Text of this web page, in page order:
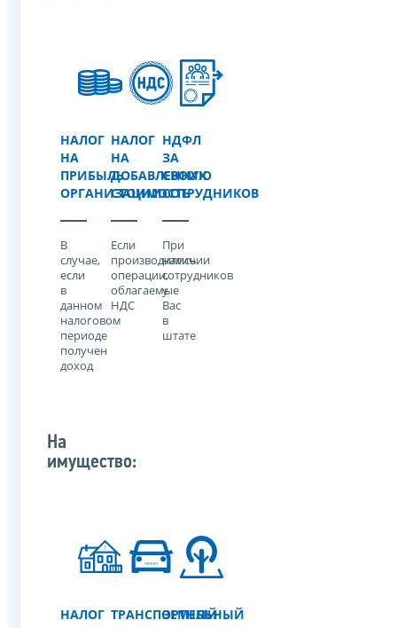
НАЛОГ
НА
ПРИБЫЛЬ
ОРГАНИЗАЦИИ
В
случае,
если
в
данном
налоговом
периоде
получен
доход
НАЛОГ
НА
ДОБАВЛЕННУЮ
СТОИМОСТЬ
Если
производились
операции,
облагаемые
НДС
НДФЛ
ЗА
СВОИХ
СОТРУДНИКОВ
При
наличии
сотрудников
у
Вас
в
штате
На
имущество:
НАЛОГ ТРАНСПОРТНЫЙ
ЗЕМЕЛЬНЫЙ